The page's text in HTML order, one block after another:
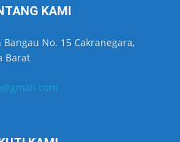
KAMI
Bangau No. 15 Cakranegara,
Barat